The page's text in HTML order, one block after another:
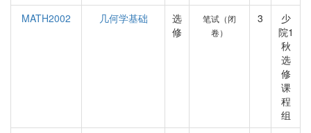
MATH2002
几何学基础
选
修
笔试（闭
卷）
3
少
院1
秋
选
修
课
程
组